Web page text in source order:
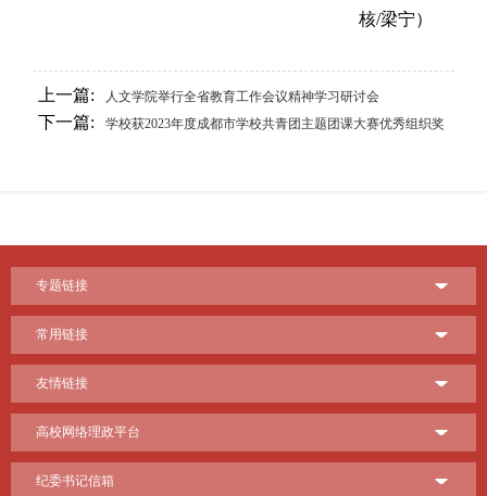
核/梁宁）
上一篇: 人文学院举行全省教育工作会议精神学习研讨会
下一篇: 学校获2023年度成都市学校共青团主题团课大赛优秀组织奖
专题链接
常用链接
友情链接
高校网络理政平台
纪委书记信箱